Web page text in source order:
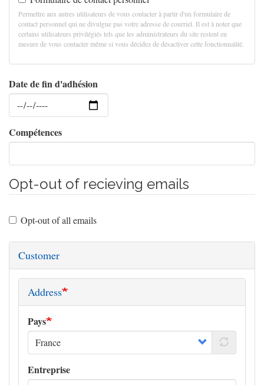
Permettre aux autres utilisateurs de vous contacter à partir d'un formulaire de
contact personnel qui ne divulgue pas votre adresse de courriel. Il est à noter que
certains utilisateurs privilégiés tels que les administrateurs du site restent en
mesure de vous contacter même si vous décidez de désactiver cette fonctionnalité.
Date de fin d'adhésion
Date
Compétences
Opt-out of recieving emails
Opt-out of all emails
Customer
Address
Pays
Entreprise